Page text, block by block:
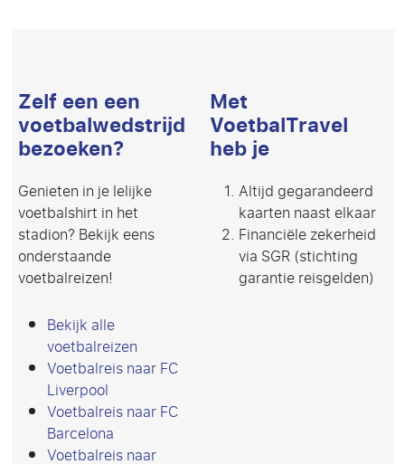
Zelf een een
voetbalwedstrijd
bezoeken?
Genieten in je lelijke
voetbalshirt in het
stadion? Bekijk eens
onderstaande
voetbalreizen!
Bekijk alle
voetbalreizen
Voetbalreis naar FC
Liverpool
Voetbalreis naar FC
Barcelona
Voetbalreis naar
Met
VoetbalTravel
heb je
Altijd gegarandeerd
kaarten naast elkaar
Financiële zekerheid
via SGR (stichting
garantie reisgelden)